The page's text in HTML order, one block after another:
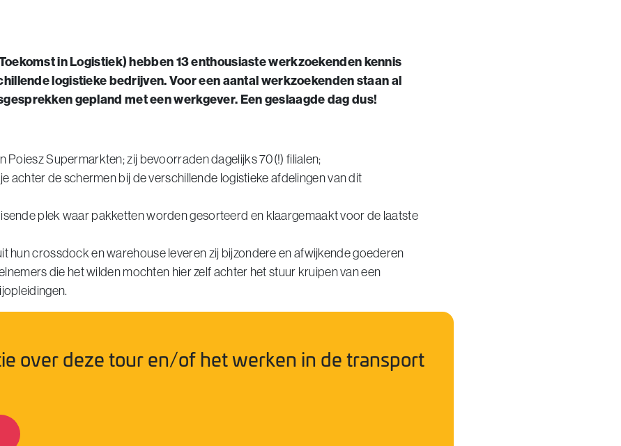
in Logistiek) hebben 13 enthousiaste werkzoekenden kennis
logistieke bedrijven. Voor een aantal werkzoekenden staan al
gepland met een werkgever. Een geslaagde dag dus!
Poiesz Supermarkten; zij bevoorraden dagelijks 70(!) filialen;
achter de schermen bij de verschillende logistieke afdelingen van dit
plek waar pakketten worden gesorteerd en klaargemaakt voor de laatste
hun crossdock en warehouse leveren zij bijzondere en afwijkende goederen
die het wilden mochten hier zelf achter het stuur kruipen van een
over deze tour en/of het werken in de transport